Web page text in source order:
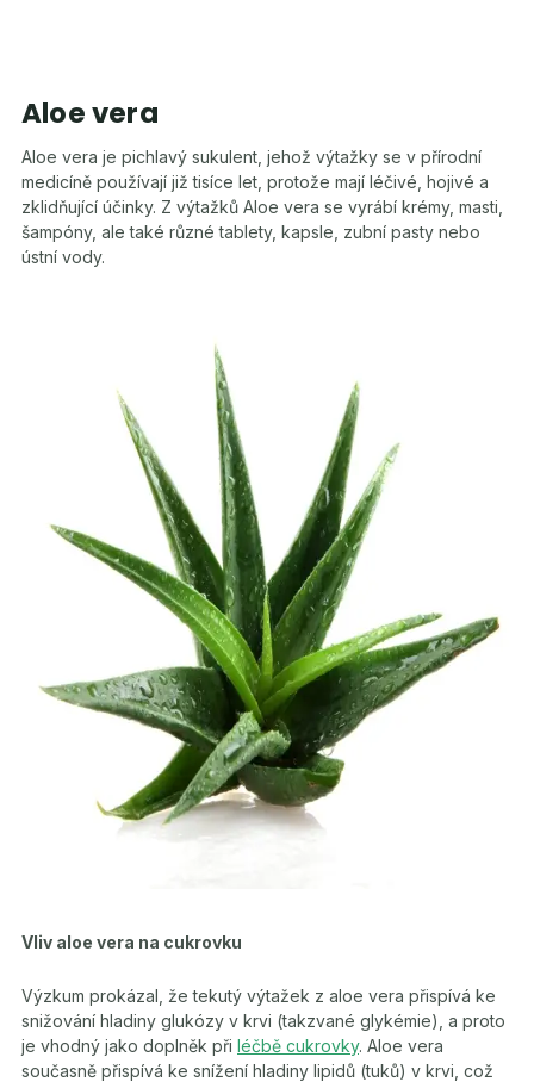
Aloe vera
Aloe vera je pichlavý sukulent, jehož výtažky se v přírodní
medicíně používají již tisíce let, protože mají léčivé, hojivé a
zklidňující účinky. Z výtažků Aloe vera se vyrábí krémy, masti,
šampóny, ale také různé tablety, kapsle, zubní pasty nebo
ústní vody.
Vliv aloe vera na cukrovku
Výzkum prokázal, že tekutý výtažek z aloe vera přispívá ke
snižování hladiny glukózy v krvi (takzvané glykémie), a proto
je vhodný jako doplněk při léčbě cukrovky. Aloe vera
současně přispívá ke snížení hladiny lipidů (tuků) v krvi, což